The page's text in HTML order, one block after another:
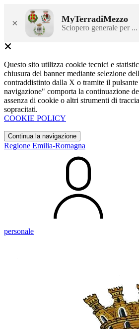
× MyTerradiMezzo
Sciopero generale per ...
Questo sito utilizza cookie tecnici e
chiusura del banner mediante selezione
contraddistinto dalla X o tramite il
navigazione" comporta la continuazione
assenza di cookie o altri strumenti di
sopracitati.
COOKIE POLICY
Continua la navigazione
Regione Emilia-Romagna
personale